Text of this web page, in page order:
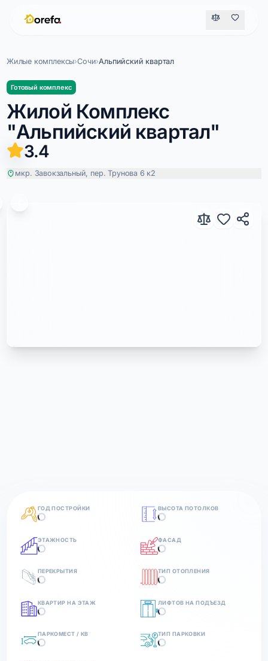
Жилые комплексы›Сочи›Альпийский квартал
Готовый комплекс
Жилой Комплекс
"Альпийский квартал"
3.4
мкр. Завокзальный, пер. Трунова 6 к2
ГОД ПОСТРОЙКИ ВЫСОТА ПОТОЛКОВ
ЭТАЖНОСТЬ ФАСАД
ПЕРЕКРЫТИЯ ТИП ОТОПЛЕНИЯ
КВАРТИР НА ЭТАЖ ЛИФТОВ НА ПОДЪЕЗД
ПАРКОМЕСТ / КВ ТИП ПАРКОВКИ